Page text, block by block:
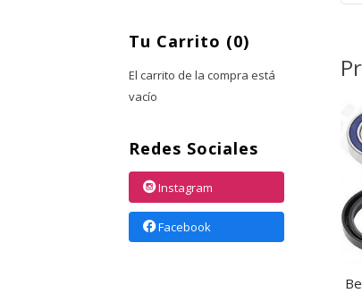
Tu Carrito (0)
El carrito de la compra está
vacío
Redes Sociales
Instagram
Facebook